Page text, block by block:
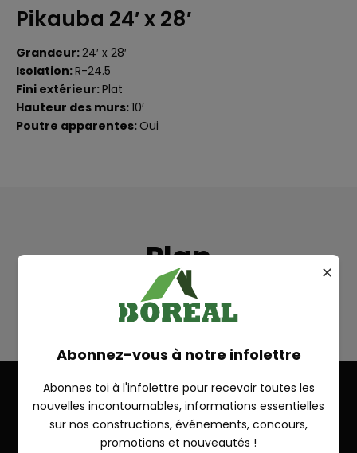
Pikauba 24′ x 28′
Grandeur:24′ x 28′
Isolation:R-24.5
Fini extérieur:Plat
Hauteur des murs:10′
Poutre apparentes: Oui
Plan
Autres réalisations
Abonnez-vous à notre infolettre
Abonnes toi à l'infolettre pour recevoir toutes les
nouvelles incontournables, informations essentielles
sur nos constructions, événements, concours,
promotions et nouveautés !
✕
Fermer